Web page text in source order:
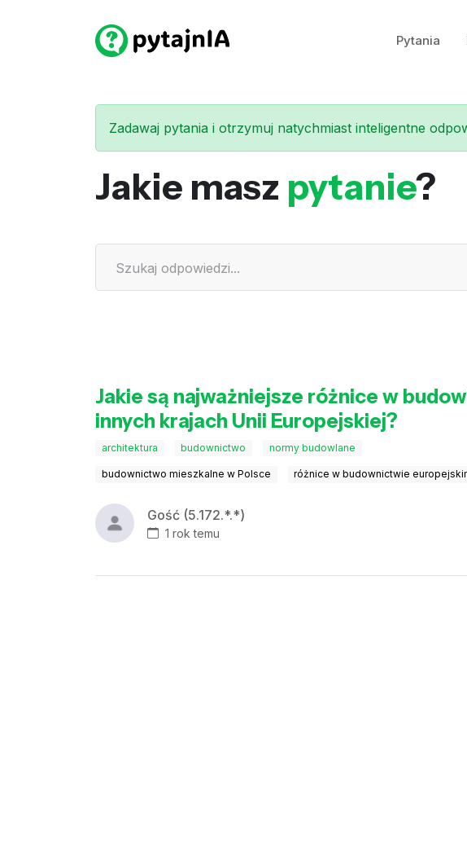
Pytania
Zadawaj pytania i otrzymuj natychmiast inteligentne
Jakie masz pytanie?
Jakie są najważniejsze różnice w
innych krajach Unii Europejskiej?
architektura budownictwo normy budowlane
budownictwo mieszkalne w Polsce różnice w budownictwie
Gość (5.172.*.*)
1 rok temu